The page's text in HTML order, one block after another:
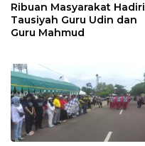
Ribuan Masyarakat Hadiri
Tausiyah Guru Udin dan
Guru Mahmud